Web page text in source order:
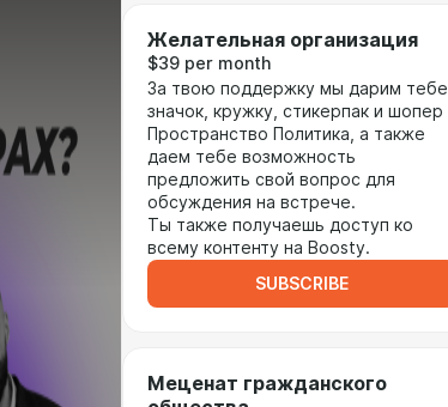
Желательная организация
$39 per month
За твою поддержку мы дарим тебе
значок, кружку, стикерпак и шопер
Пространство Политика, а также
даем тебе возможность
предложить свой вопрос для
обсуждения на встрече.
Ты также получаешь доступ ко
всему контенту на Boosty.
SUBSCRIBE
Меценат гражданского